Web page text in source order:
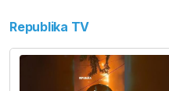
Republika TV